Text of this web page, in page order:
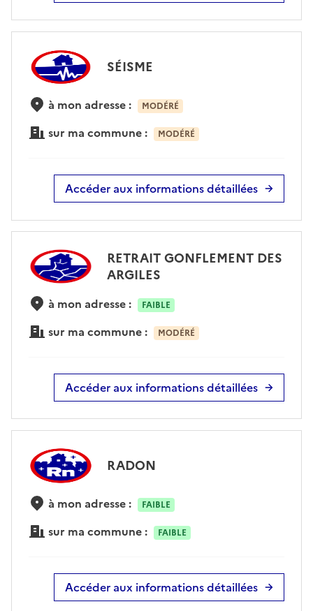
SÉISME
à mon adresse : MODÉRÉ
sur ma commune : MODÉRÉ
Accéder aux informations détaillées
RETRAIT GONFLEMENT DES
ARGILES
à mon adresse : FAIBLE
sur ma commune : MODÉRÉ
Accéder aux informations détaillées
RADON
à mon adresse : FAIBLE
sur ma commune : FAIBLE
Accéder aux informations détaillées